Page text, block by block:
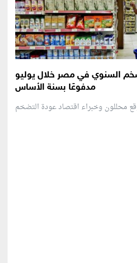
السنوي في مصر خلال يوليو
مدفوعًا بسنة الأساس